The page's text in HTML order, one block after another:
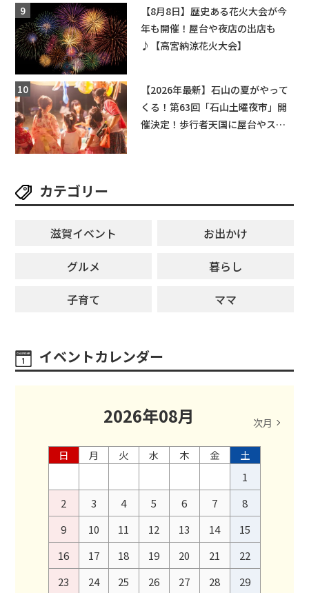
【8月8日】歴史ある花火大会が今
年も開催！屋台や夜店の出店も
♪【高宮納涼花火大会】
【2026年最新】石山の夏がやって
くる！第63回「石山土曜夜市」開
催決定！歩行者天国に屋台やステ
カテゴリー
滋賀イベント
お出かけ
グルメ
暮らし
子育て
ママ
イベントカレンダー
2026年08月 次月
日 月 火 水 木 金
土
1
2
3 4 5 6 7
8
9
10 11 12 13 14
15
16
17 18 19 20 21
22
23
24 25 26 27 28
29